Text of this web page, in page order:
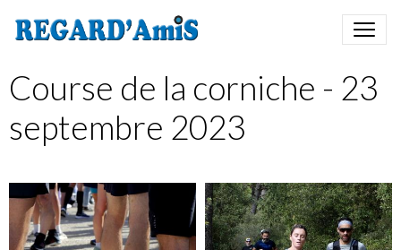
Course de la corniche - 23
septembre 2023